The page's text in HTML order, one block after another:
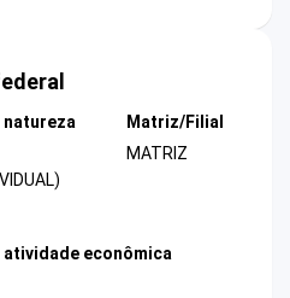
natureza
Matriz/Filial
MATRIZ
econômica